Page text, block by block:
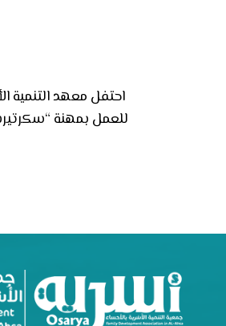
احتفل معهد التنمية